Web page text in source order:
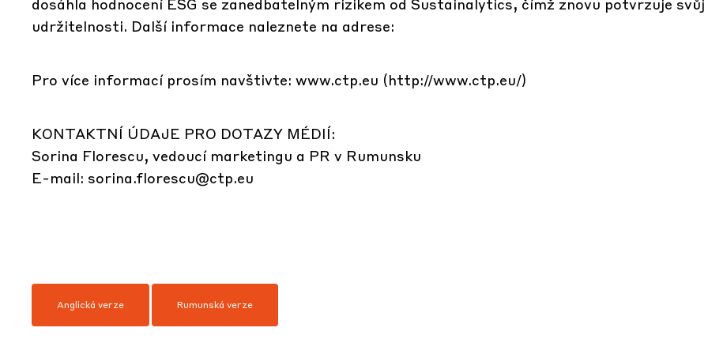
udržitelnosti. Další informace naleznete na adrese:
Pro více informací prosím navštivte: www.ctp.eu (http://www.ctp.eu/)
KONTAKTNÍ ÚDAJE PRO DOTAZY MÉDIÍ:
Sorina Florescu, vedoucí marketingu a PR v Rumunsku
E-mail: sorina.florescu@ctp.eu
Anglická verze Rumunská verze